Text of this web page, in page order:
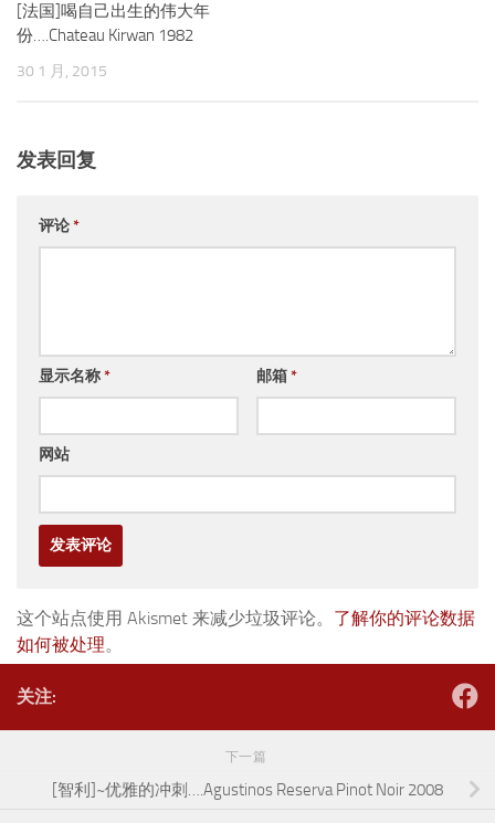
[法国]喝自己出生的伟大年
份….Chateau Kirwan 1982
30 1 月, 2015
发表回复
评论*
显示名称* 邮箱*
网站
这个站点使用 Akismet 来减少垃圾评论。 了解你的评论数据
如何被处理。
关注:
下一篇
[智利]~优雅的冲刺….Agustinos Reserva Pinot Noir 2008